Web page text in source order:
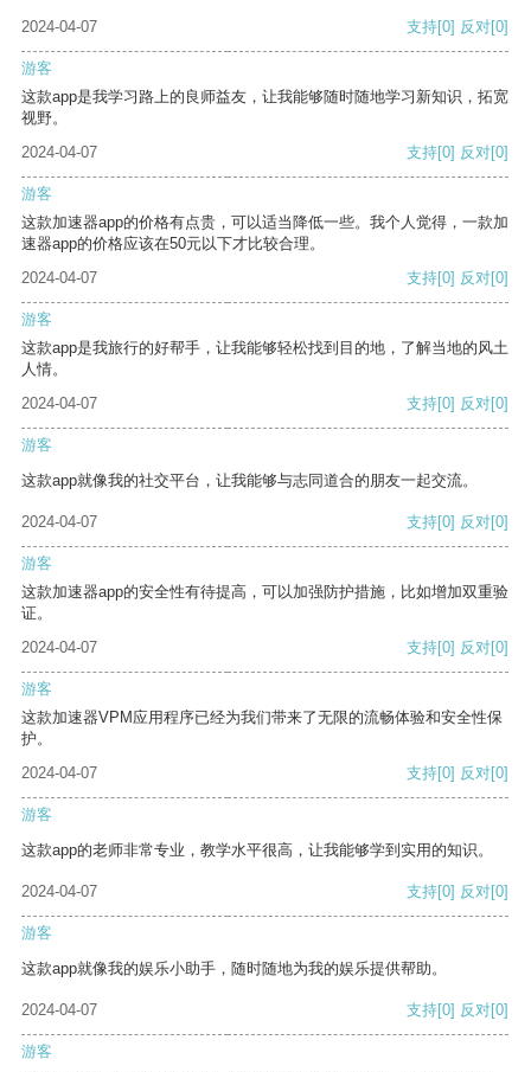
2024-04-07
支持[0] 反对[0]
游客
这款app是我学习路上的良师益友，让我能够随时随地学习新知识，拓宽
视野。
2024-04-07
支持[0] 反对[0]
游客
这款加速器app的价格有点贵，可以适当降低一些。我个人觉得，一款加
速器app的价格应该在50元以下才比较合理。
2024-04-07
支持[0] 反对[0]
游客
这款app是我旅行的好帮手，让我能够轻松找到目的地，了解当地的风土
人情。
2024-04-07
支持[0] 反对[0]
游客
这款app就像我的社交平台，让我能够与志同道合的朋友一起交流。
2024-04-07 支持[0] 反对[0]
游客
这款加速器app的安全性有待提高，可以加强防护措施，比如增加双重验
证。
2024-04-07
支持[0] 反对[0]
游客
这款加速器VPM应用程序已经为我们带来了无限的流畅体验和安全性保
护。
2024-04-07
支持[0] 反对[0]
游客
这款app的老师非常专业，教学水平很高，让我能够学到实用的知识。
2024-04-07 支持[0] 反对[0]
游客
这款app就像我的娱乐小助手，随时随地为我的娱乐提供帮助。
2024-04-07 支持[0] 反对[0]
游客